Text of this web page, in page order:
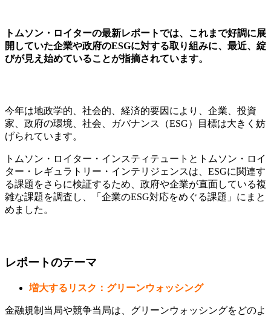
トムソン・ロイターの最新レポートでは、これまで好調に展
開していた企業や政府のESGに対する取り組みに、最近、綻
びが見え始めていることが指摘されています。
今年は地政学的、社会的、経済的要因により、企業、投資
家、政府の環境、社会、ガバナンス（ESG）目標は大きく妨
げられています。
トムソン・ロイター・インスティテュートとトムソン・ロイ
ター・レギュラトリー・インテリジェンスは、ESGに関連す
る課題をさらに検証するため、政府や企業が直面している複
雑な課題を調査し、「企業のESG対応をめぐる課題」にまと
めました。
レポートのテーマ
増大するリスク：グリーンウォッシング
金融規制当局や競争当局は、グリーンウォッシングをどのよ